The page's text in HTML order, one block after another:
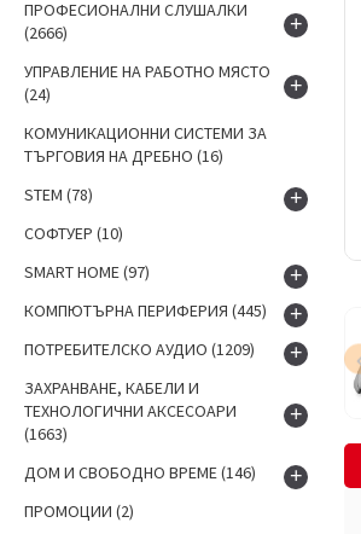
ПРОФЕСИОНАЛНИ СЛУШАЛКИ
(2666)
+
УПРАВЛЕНИЕ НА РАБОТНО МЯСТО
(24)
+
КОМУНИКАЦИОННИ СИСТЕМИ ЗА
ТЪРГОВИЯ НА ДРЕБНО (16)
STEM (78) +
СОФТУЕР (10)
SMART HOME(97) +
КОМПЮТЪРНА ПЕРИФЕРИЯ (445) +
ПОТРЕБИТЕЛСКО АУДИО (1209) +
ЗАХРАНВАНЕ, КАБЕЛИ И
ТЕХНОЛОГИЧНИ АКСЕСОАРИ
(1663)
+
ДОМ И СВОБОДНО ВРЕМЕ(146) +
ПРОМОЦИИ (2)